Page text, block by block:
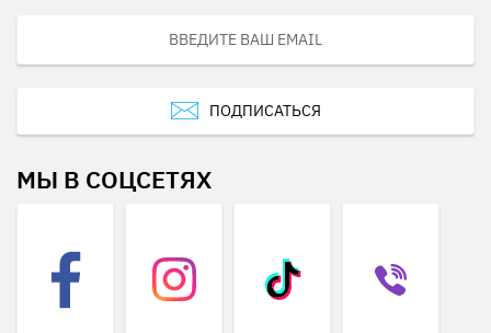
ПОДПИСАТЬСЯ
МЫ В СОЦСЕТЯХ